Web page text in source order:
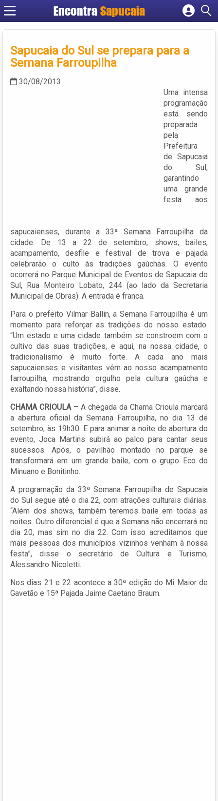
Encontra
Cadastrar empresa
Criar conta
Sapucaia do Sul se prepara para a
Semana Farroupilha
30/08/2013
Uma intensa
programação
está sendo
preparada
pela
Prefeitura
de Sapucaia
do Sul,
garantindo
uma grande
festa aos
sapucaienses, durante a 33ª Semana Farroupilha da
cidade. De 13 a 22 de setembro, shows, bailes,
acampamento, desfile e festival de trova e pajada
celebrarão o culto às tradições gaúchas. O evento
ocorrerá no Parque Municipal de Eventos de Sapucaia do
Sul, Rua Monteiro Lobato, 244 (ao lado da Secretaria
Municipal de Obras). A entrada é franca.
Para o prefeito Vilmar Ballin, a Semana Farroupilha é um
momento para reforçar as tradições do nosso estado.
“Um estado e uma cidade também se constroem com o
cultivo das suas tradições, e aqui, na nossa cidade, o
tradicionalismo é muito forte. A cada ano mais
sapucaienses e visitantes vêm ao nosso acampamento
farroupilha, mostrando orgulho pela cultura gaúcha e
exaltando nossa história”, disse.
CHAMA CRIOULA – A chegada da Chama Crioula marcará
a abertura oficial da Semana Farroupilha, no dia 13 de
setembro, às 19h30. E para animar a noite de abertura do
evento, Joca Martins subirá ao palco para cantar seus
sucessos. Após, o pavilhão montado no parque se
transformará em um grande baile, com o grupo Eco do
Minuano e Bonitinho.
A programação da 33ª Semana Farroupilha de Sapucaia
do Sul segue até o dia 22, com atrações culturais diárias.
“Além dos shows, também teremos baile em todas as
noites. Outro diferencial é que a Semana não encerrará no
dia 20, mas sim no dia 22. Com isso acreditamos que
mais pessoas dos municípios vizinhos venham à nossa
festa”, disse o secretário de Cultura e Turismo,
Alessandro Nicoletti.
Nos dias 21 e 22 acontece a 30ª edição do Mi Maior de
Gavetão e 15ª Pajada Jaime Caetano Braum.